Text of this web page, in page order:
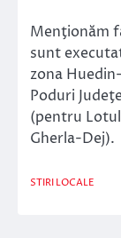
Menţionăm
sunt
zona
Poduri
(pentru Lotul
Gherla-Dej).
STIRI LOCALE